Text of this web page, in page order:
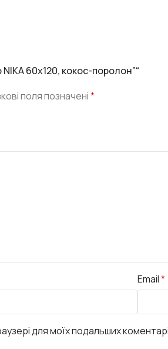
60х120, кокос-поролон”“
поля позначені*
Email*
для моїх подальших